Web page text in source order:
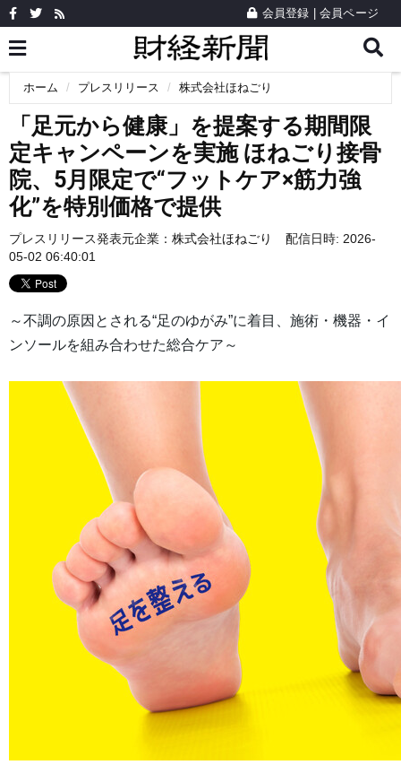
会員登録 会員ページ
ホーム プレスリリース 株式会社ほねごり
「足元から健康」を提案する期間限
定キャンペーンを実施 ほねごり接骨
院、5月限定で“フットケア×筋力強
化”を特別価格で提供
プレスリリース発表元企業： 株式会社ほねごり
配信日時: 2026-
05-02 06:40:01
～不調の原因とされる“足のゆがみ”に着目、施術・機器・イ
ンソールを組み合わせた総合ケア～